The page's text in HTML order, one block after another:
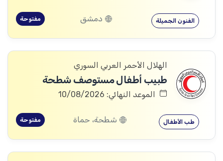
الفنون الجميلة دمشق مفتوحة
الهلال الأحمر العربي السوري
طبيب أطفال مستوصف شطحة
الموعد النهائي: 10/08/2026
طب الأطفال شطحة، حماة مفتوحة